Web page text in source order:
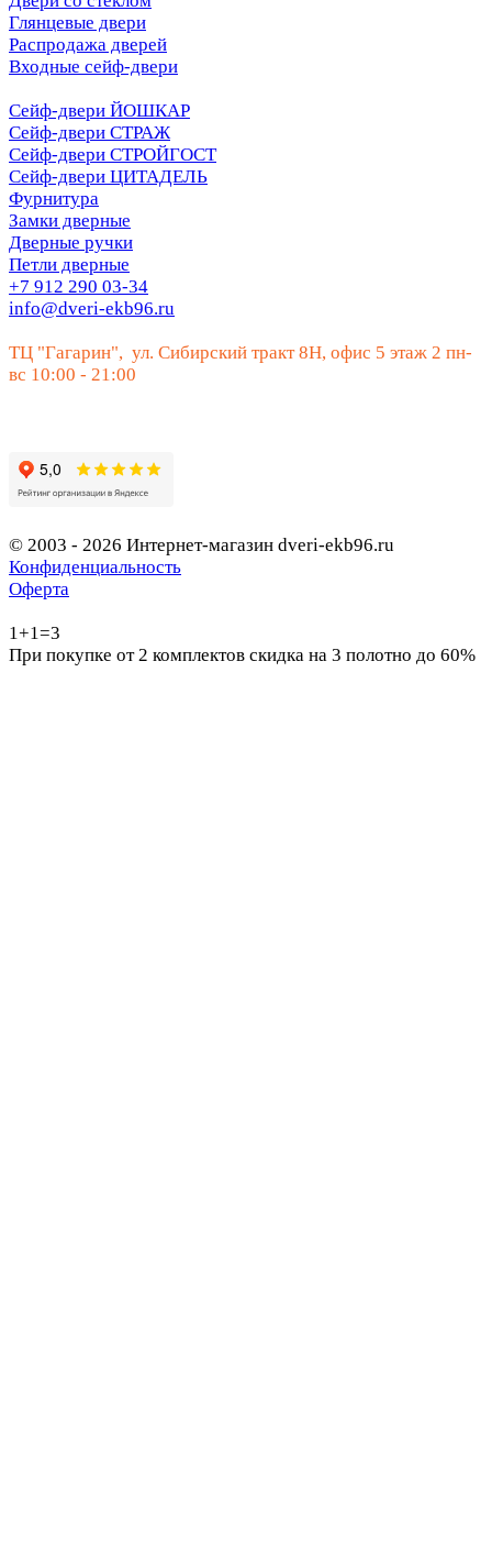
Глянцевые двери
Распродажа дверей
Входные сейф-двери
Сейф-двери ЙОШКАР
Сейф-двери СТРАЖ
Сейф-двери СТРОЙГОСТ
Сейф-двери ЦИТАДЕЛЬ
Фурнитура
Замки дверные
Дверные ручки
Петли дверные
+7 912 290 03-34
info@dveri-ekb96.ru
ТЦ "Гагарин", ул. Сибирский тракт 8Н, офис 5 этаж 2 пн-
вс 10:00 - 21:00
© 2003 - 2026 Интернет-магазин dveri-ekb96.ru
Конфиденциальность
Оферта
1+1=3
При покупке от 2 комплектов скидка на 3 полотно до 60%